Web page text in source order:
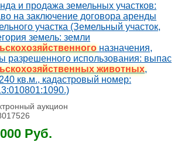
и продажа земельных участков:
на заключение договора аренды
участка (Земельный участок,
земель: земли
назначения,
разрешенного использования: выпас
животных,
кв.м., кадастровый номер:
аукцион
Руб.